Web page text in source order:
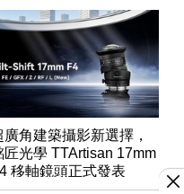
廣角建築攝影新選擇，
匠光學 TTArtisan 17mm
移軸鏡頭正式發表